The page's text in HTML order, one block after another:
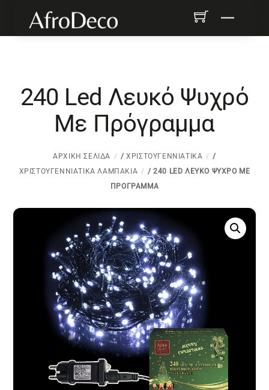
content
Menu
240 Led Λευκό Ψυχρό
Με Πρόγραμμα
ΑΡΧΙΚΉ ΣΕΛΊΔΑ /ΧΡΙΣΤΟΥΓΕΝΝΙΆΤΙΚΑ
/
ΧΡΙΣΤΟΥΓΕΝΝΙΆΤΙΚΑ ΛΑΜΠΆΚΙΑ
/ 240 LED ΛΕΥΚΌ ΨΥΧΡΌ ΜΕ
ΠΡΌΓΡΑΜΜΑ